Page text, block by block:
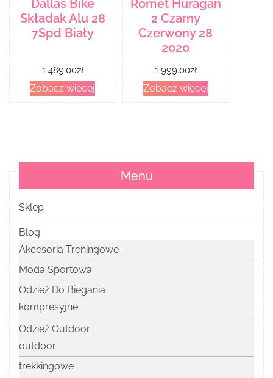
Dallas Bike
Składak Alu 28
7Spd Biały
1 489.00zł
Zobacz więcej
Romet Huragan
2 Czarny
Czerwony 28
2020
1 999.00zł
Zobacz więcej
Menu
Sklep
Blog
Akcesoria Treningowe
Moda Sportowa
Odzież Do Biegania
kompresyjne
Odzież Outdoor
outdoor
trekkingowe